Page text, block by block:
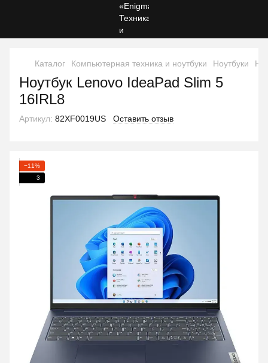
Каталог Компьютерная техника и ноутбуки Ноутбуки
Ноутбук Lenovo IdeaPad Slim 5
16IRL8
Артикул: 82XF0019US Оставить отзыв
−11%
3